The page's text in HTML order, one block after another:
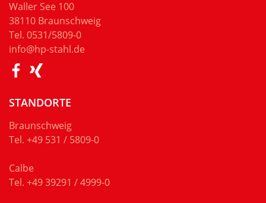
Waller See 100
38110 Braunschweig
Tel. 0531/5809-0
info@hp-stahl.de
STANDORTE
Braunschweig
Tel. +49 531 / 5809-0
Calbe
Tel. +49 39291 / 4999-0